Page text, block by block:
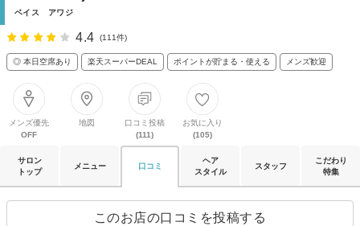
ベイス アワジ
4.4 (111件)
◎ 本日空席あり 楽天スーパーDEAL ポイントが貯まる・使える メンズ歓迎
メンズ優先
OFF
地図
口コミ投稿
(111)
お気に入り
(105)
サロン
トップ
メニュー 口コミ
ヘア
スタイル
スタッフ
こだわり
特集
このお店の口コミを投稿する